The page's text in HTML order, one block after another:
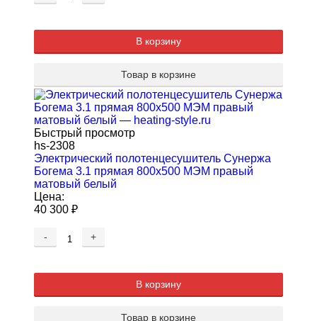
В корзину
Товар в корзине
Быстрый просмотр
hs-2308
Электрический полотенцесушитель Сунержа
Богема 3.1 прямая 800x500 МЭМ правый
матовый белый
Цена:
40 300 ₽
- +
В корзину
Товар в корзине